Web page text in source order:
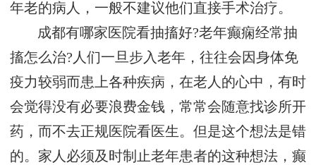
年老的病人，一般不建议他们直接手术治疗。
成都有哪家医院看抽搐好?老年癫痫经常抽
搐怎么治?人们一旦步入老年，往往会因身体免
疫力较弱而患上各种疾病，在老人的心中，有时
会觉得没有必要浪费金钱，常常会随意找诊所开
药，而不去正规医院看医生。但是这个想法是错
的。家人必须及时制止老年患者的这种想法，癫